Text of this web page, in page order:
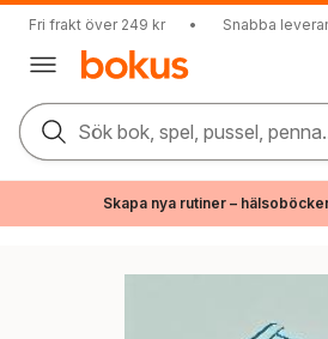
Fri frakt över 249 kr • Snabba
Sök bok, spel, pussel,
Skapa nya rutiner –